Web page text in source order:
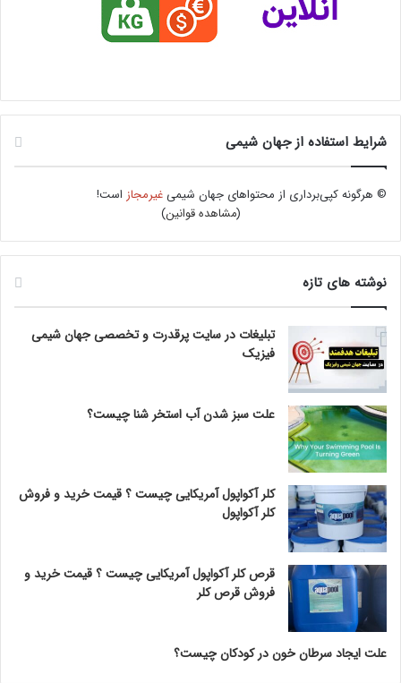
شرایط استفاده از جهان شیمی
© هرگونه کپی‌برداری از محتواهای جهان شیمیغیرمجاز است!
(مشاهده قوانین)
نوشته های تازه
تبلیغات در سایت پرقدرت و تخصصی جهان شیمی
فیزیک
علت سبز شدن آب استخر شنا چیست؟
کلر آکواپول آمریکایی چیست ؟ قیمت خرید و فروش
کلر آکواپول
قرص کلر آکواپول آمریکایی چیست ؟ قیمت خرید و
فروش قرص کلر
علت ایجاد سرطان خون در کودکان چیست؟